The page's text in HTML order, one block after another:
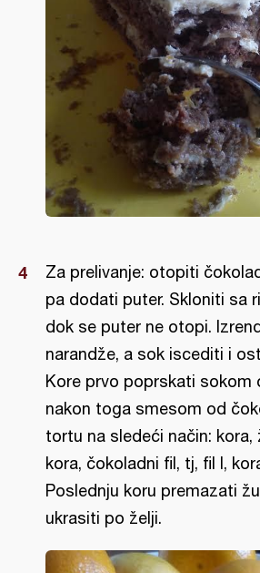
Za prelivanje: otopiti
pa dodati puter. Skloniti sa
dok se puter ne otopi.
narandže, a sok iscediti i
Kore prvo poprskati sokom
nakon toga smesom od
tortu na sledeći način: kora,
kora, čokoladni fil, tj, fil I,
Poslednju koru premazati
ukrasiti po želji.